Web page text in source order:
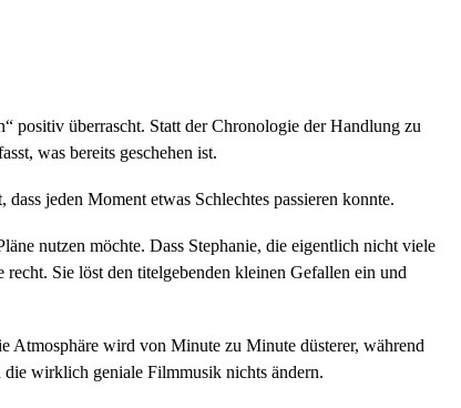
positiv überrascht. Statt der Chronologie der Handlung zu
was bereits geschehen ist.
jeden Moment etwas Schlechtes passieren konnte.
nutzen möchte. Dass Stephanie, die eigentlich nicht viele
Sie löst den titelgebenden kleinen Gefallen ein und
Atmosphäre wird von Minute zu Minute düsterer, während
die wirklich geniale Filmmusik nichts ändern.